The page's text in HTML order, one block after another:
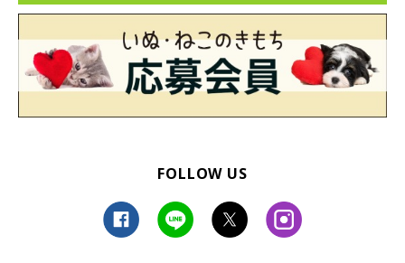
FOLLOW US